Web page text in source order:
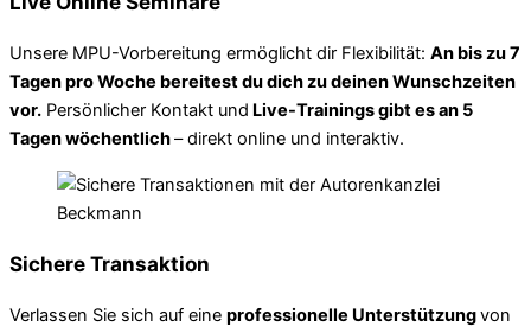
Unsere MPU-Vorbereitung ermöglicht dir Flexibilität: An bis zu 7
Tagen pro Woche bereitest du dich zu deinen Wunschzeiten
vor. Persönlicher Kontakt und Live-Trainings gibt es an 5
Tagen wöchentlich– direkt online und interaktiv.
Sichere Transaktion
Verlassen Sie sich auf eine professionelle Unterstützungvon